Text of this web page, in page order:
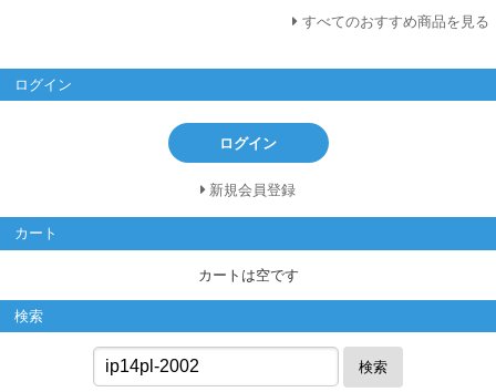
すべてのおすすめ商品を見る
ログイン
ログイン
新規会員登録
カート
カートは空です
検索
検索